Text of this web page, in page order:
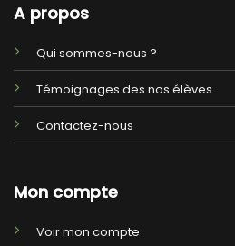
A propos
Qui sommes-nous ?
Témoignages des nos élèves
Contactez-nous
Mon compte
Voir mon compte